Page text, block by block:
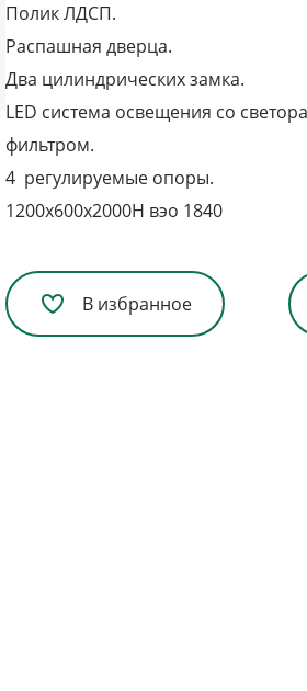
Полик ЛДСП.
Распашная дверца.
Два цилиндрических замка.
LED система освещения со
фильтром.
4 регулируемые опоры.
1200х600х2000H вэо 1840
В избранное